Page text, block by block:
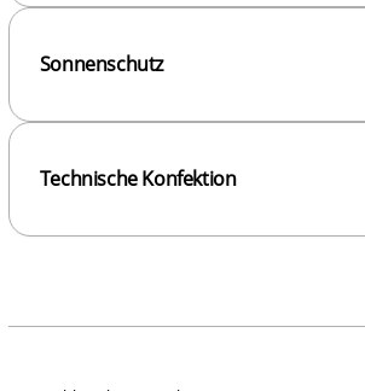
Sonnenschutz
Technische Konfektion